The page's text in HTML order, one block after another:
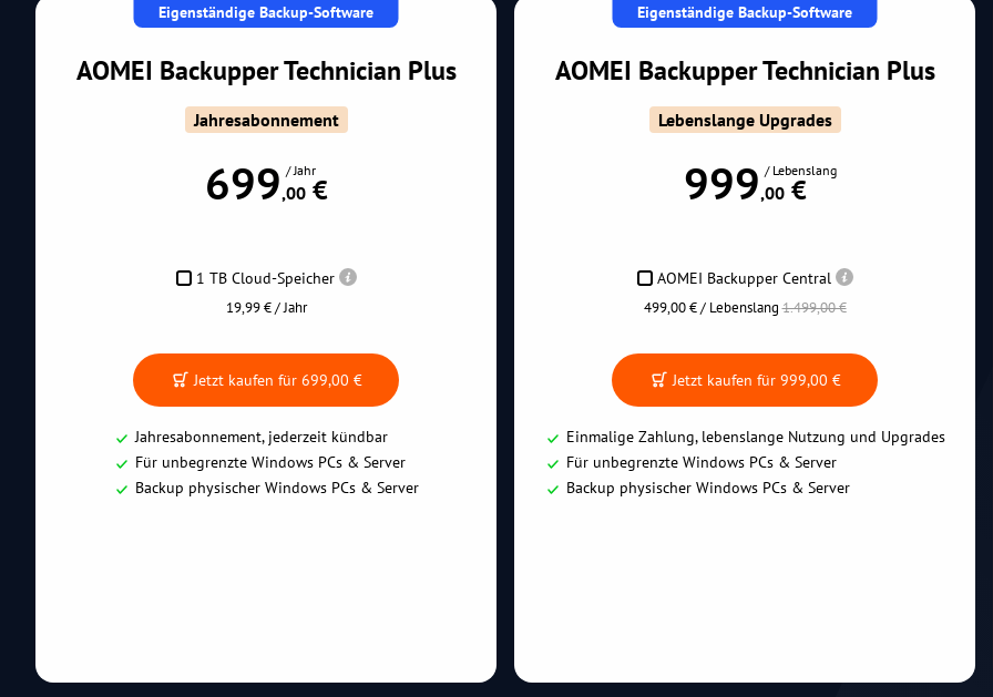
Eigenständige Backup-Software
AOMEI Backupper Technician Plus
Jahresabonnement
699,00 €
/ Jahr
1 TB Cloud-Speicher
19,99 € / Jahr
Jetzt kaufen für 699,00 €
Jahresabonnement, jederzeit kündbar
Für unbegrenzte Windows PCs & Server
Backup physischer Windows PCs & Server
Eigenständige Backup-Software
AOMEI Backupper Technician Plus
Lebenslange Upgrades
999,00 €
/ Lebenslang
AOMEI Backupper Central
499,00 € / Lebenslang1.499,00 €
Jetzt kaufen für 999,00 €
Einmalige Zahlung, lebenslange Nutzung und Upgrades
Für unbegrenzte Windows PCs & Server
Backup physischer Windows PCs & Server